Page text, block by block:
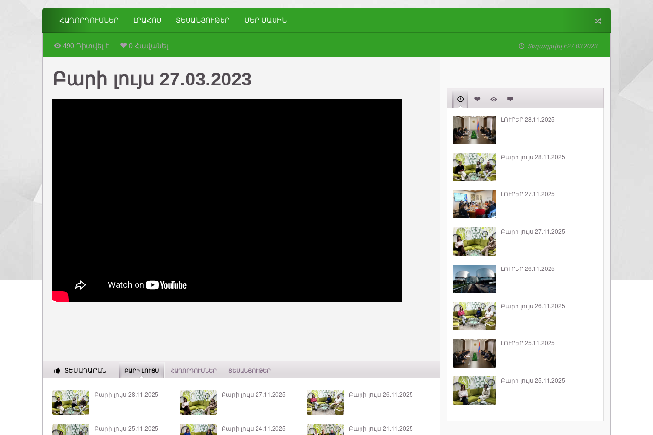
ՀԱՂՈՐԴՈՒՄՆԵՐ ԼՐԱՀՈՍ ՏԵՍԱՆՅՈՒԹԵՐ ՄԵՐ ՄԱՍԻՆ
490 Դիտվել է 0 Հավանել Տեղադրվել է 27.03.2023
Բարի լույս 27.03.2023
ՏԵՍԱԴԱՐԱՆ ԲԱՐԻ ԼՈՒՅՍ ՀԱՂՈՐԴՈՒՄՆԵՐ ՏԵՍԱՆՅՈՒԹԵՐ
Բարի լույս 28.11.2025 Բարի լույս 27.11.2025 Բարի լույս 26.11.2025
Բարի լույս 25.11.2025 Բարի լույս 24.11.2025 Բարի լույս 21.11.2025
ԼՈՒՐԵՐ 28.11.2025
Բարի լույս 28.11.2025
ԼՈՒՐԵՐ 27.11.2025
Բարի լույս 27.11.2025
ԼՈՒՐԵՐ 26.11.2025
Բարի լույս 26.11.2025
ԼՈՒՐԵՐ 25.11.2025
Բարի լույս 25.11.2025